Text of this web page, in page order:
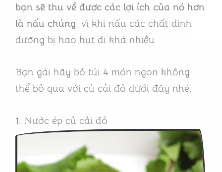
bạn sẽ thu về được các lợi ích của nó hơn
là nấu chúng, vì khi nấu các chất dinh
dưỡng bị hao hụt đi khá nhiều.
Bạn gái hãy bỏ túi 4 món ngon không
thể bỏ qua với củ cải đỏ dưới đây nhé.
1. Nước ép củ cải đỏ